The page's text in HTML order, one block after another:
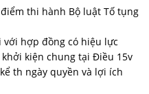
thi hành Bộ luật Tố tụng
hợp đồng có hiệu lực
kiện chung tại Điều 15v
th ngày quyền và lợi ích